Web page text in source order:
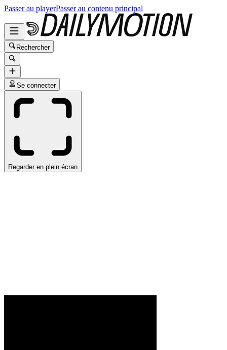
Passer au playerPasser au contenu principal
Rechercher
Se connecter
Regarder en plein écran